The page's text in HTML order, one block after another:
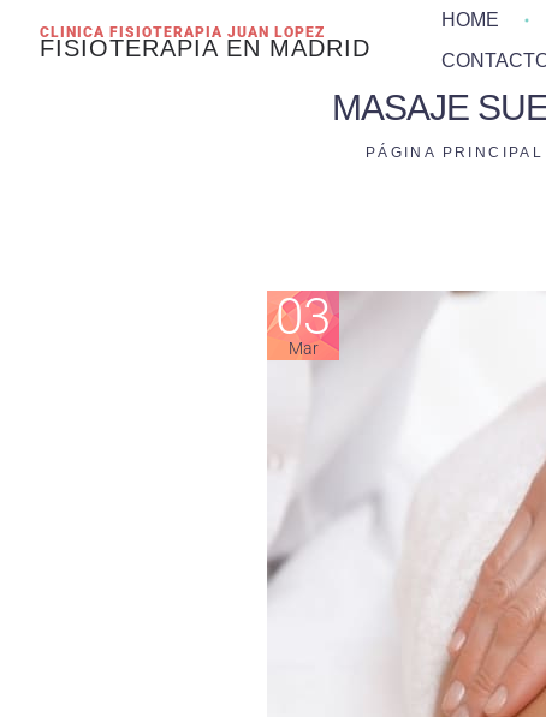
CLINICA FISIOTERAPIA JUAN LOPEZ
FISIOTERAPIA EN MADRID
HOME
MASAJE
PÁGINA PRINCIPAL
03
Mar